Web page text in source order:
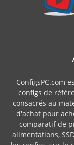
ConfigsPC.com
configs de
consacrés au
d'achat pour
comparatif de
alimentations,